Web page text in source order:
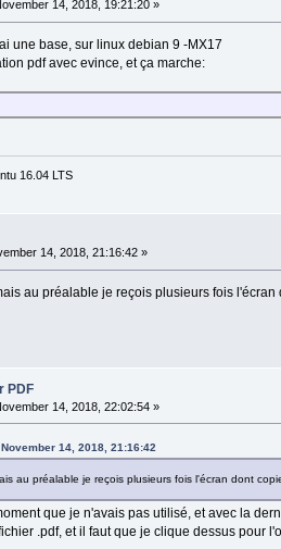
14, 2018, 19:21:20 »
une base, sur linux debian 9 -MX17
pdf avec evince, et ça marche:
16.04 LTS
14, 2018, 21:16:42 »
au préalable je reçois plusieurs fois
PDF
14, 2018, 22:02:54 »
14, 2018, 21:16:42
au préalable je reçois plusieurs fois l'écran dont
que je n'avais pas utilisé, et avec la
.pdf, et il faut que je clique dessus pour